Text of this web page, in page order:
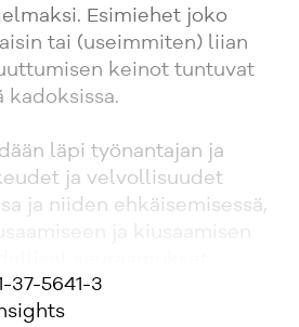
Esimiehet joko
tai (useimmiten) liian
keinot tuntuvat
kadoksissa.
läpi työnantajan ja
ja velvollisuudet
ja niiden ehkäisemisessä,
lisäksi kirjassa pyritään
myös työyhteisöjen
37-5641-3